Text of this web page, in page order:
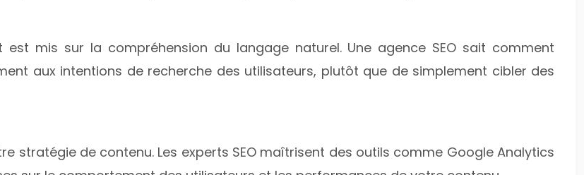
est mis sur la compréhension du langage naturel. Une agence SEO sait comment
aux intentions de recherche des utilisateurs, plutôt que de simplement cibler des
stratégie de contenu. Les experts SEO maîtrisent des outils comme Google Analytics